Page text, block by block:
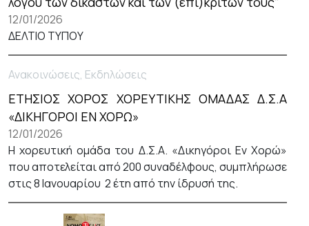
12/01/2026
ΔΕΛΤΙΟ ΤΥΠΟΥ
Ανακοινώσεις, Εκδηλώσεις
ΕΤΗΣΙΟΣ ΧΟΡΟΣ ΧΟΡΕΥΤΙΚΗΣ ΟΜΑΔΑΣ Δ.Σ.Α
«ΔΙΚΗΓΟΡΟΙ ΕΝ ΧΟΡΩ»
12/01/2026
Η χορευτική ομάδα του Δ.Σ.Α. «Δικηγόροι Εν Χορώ»
που αποτελείται από 200 συναδέλφους, συμπλήρωσε
στις 8 Ιανουαρίου 2 έτη από την ίδρυσή της.